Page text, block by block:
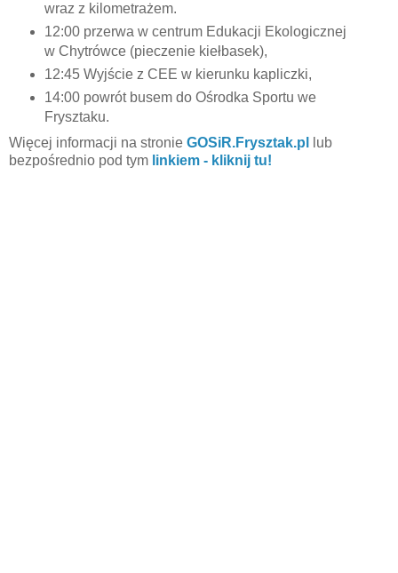
wraz z kilometrażem.
12:00 przerwa w centrum Edukacji Ekologicznej
w Chytrówce (pieczenie kiełbasek),
12:45 Wyjście z CEE w kierunku kapliczki,
14:00 powrót busem do Ośrodka Sportu we
Frysztaku.
Więcej informacji na stronie GOSiR.Frysztak.pl
lub
bezpośrednio pod tym linkiem - kliknij tu!